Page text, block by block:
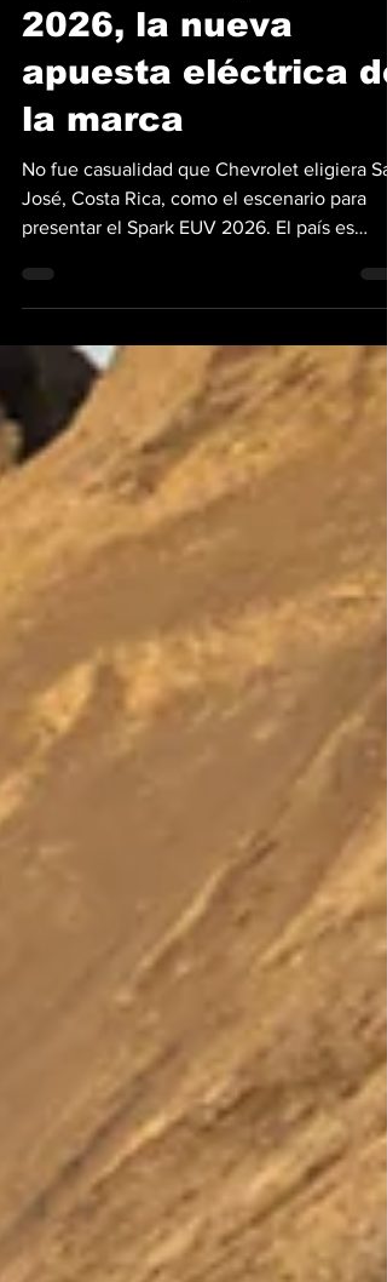
Chevrolet Spark
2026, la nueva
apuesta eléctrica de
la marca
No fue casualidad que Chevrolet eligiera
presentar el Spark EUV 2026. El país es
reconocido...